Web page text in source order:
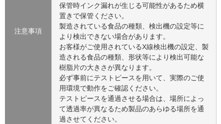
注意事項
保管時インク漏れが生じる可能性があるため横
置きで保管ください。
製造されている食品の種類、検出機の設定等に
より検出できない場合があります。
お客様がご使用されているX線検出機の設定、製
造される食品の種類、形状等により検出可能な
樹脂片の大きさが異なります。
必ず事前にテストピースを用いて、実際のご使
用環境で動作をご確認ください。
テストピースを通過させる場合は、場所によっ
て透過率が異なるため製品のあらゆる場所を通
過させてください。